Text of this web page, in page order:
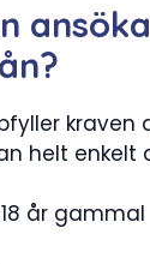
kraven
helt enkelt
år gammal